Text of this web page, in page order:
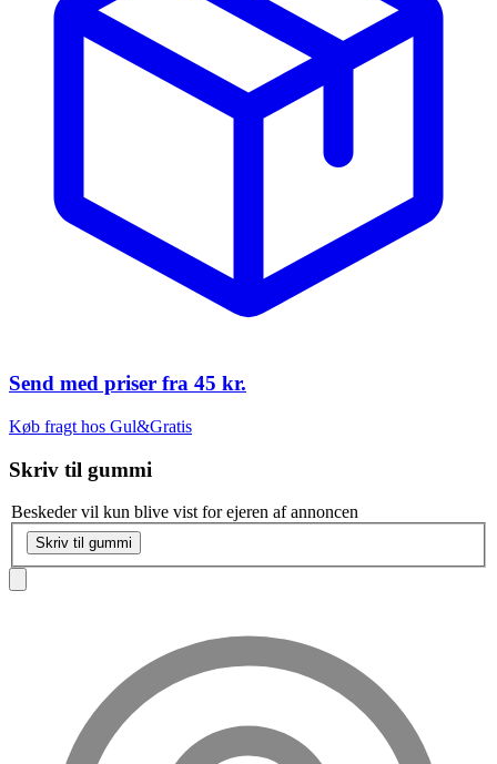
Send med priser fra 45 kr.
Køb fragt hos Gul&Gratis
Skriv til gummi
Beskeder vil kun blive vist for ejeren af annoncen
Skriv til gummi